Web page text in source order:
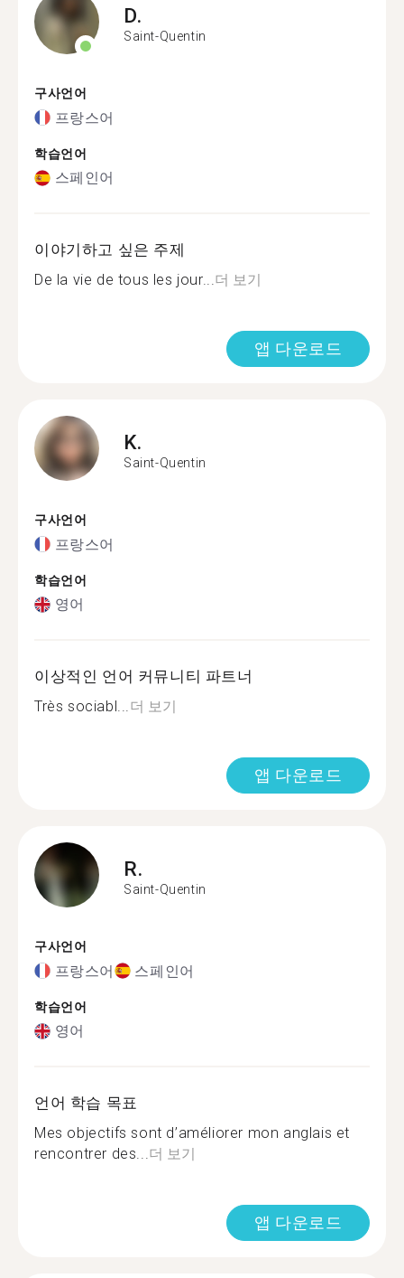
D.
Saint-Quentin
구사언어
프랑스어
학습언어
스페인어
이야기하고 싶은 주제
De la vie de tous les jour...더 보기
앱 다운로드
K.
Saint-Quentin
구사언어
프랑스어
학습언어
영어
이상적인 언어 커뮤니티 파트너
Très sociabl...더 보기
앱 다운로드
R.
Saint-Quentin
구사언어
프랑스어 스페인어
학습언어
영어
언어 학습 목표
Mes objectifs sont d’améliorer mon anglais et
rencontrer des...더 보기
앱 다운로드